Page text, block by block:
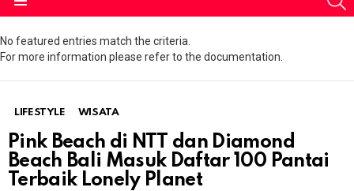
No featured entries match the criteria.
For more information please refer to the documentation.
LIFESTYLE WISATA
Pink Beach di NTT dan Diamond
Beach Bali Masuk Daftar 100 Pantai
Terbaik Lonely Planet